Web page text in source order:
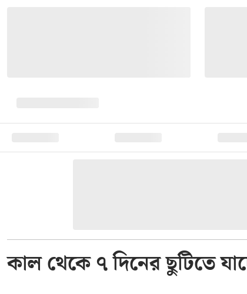
কাল থেকে ৭ দিনের ছুটিতে